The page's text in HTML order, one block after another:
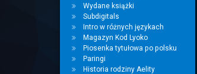
Wydane książki
Subdigitals
Intro w różnych językach
Magazyn Kod Lyoko
Piosenka tytułowa po polsku
Paringi
Historia rodziny Aelity